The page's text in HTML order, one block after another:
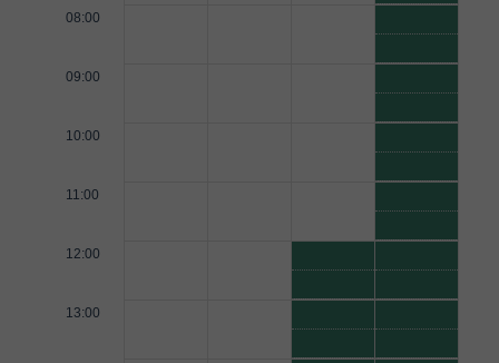
08:00
09:00
10:00
11:00
12:00
13:00